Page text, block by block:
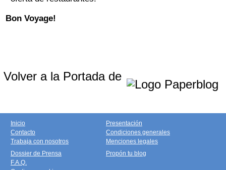
Bon Voyage!
Volver a la Portada de
Inicio
Contacto
Trabaja con nosotros
Presentación
Condiciones generales
Menciones legales
Dossier de Prensa
F.A.Q.
Propón tu blog